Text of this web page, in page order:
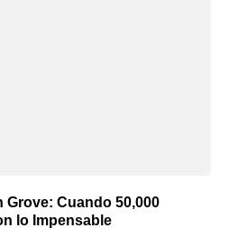
Grove: Cuando 50,000
lo Impensable